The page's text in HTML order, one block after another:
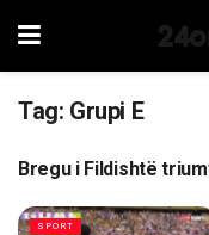
Tag: Grupi E
SPORT
Bregu i Fildishtë
SPORT